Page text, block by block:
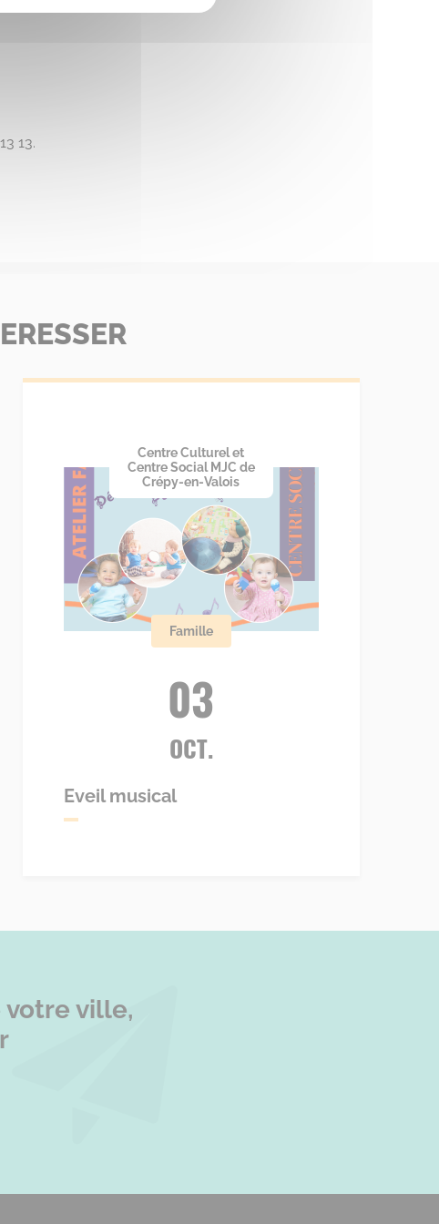
13.
Centre Culturel et
Centre Social MJC de
Crépy-en-Valois
Famille
03
OCT.
Eveil musical
votre ville,